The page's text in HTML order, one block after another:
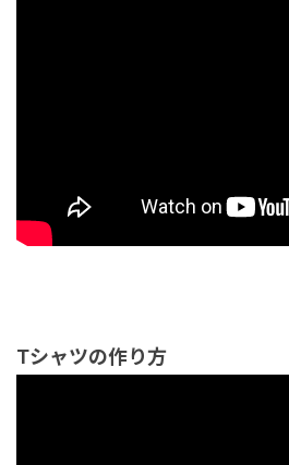
Tシャツの作り方